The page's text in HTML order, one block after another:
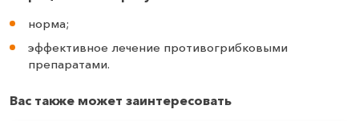
норма;
эффективное лечение противогрибковыми
препаратами.
Вас также может заинтересовать